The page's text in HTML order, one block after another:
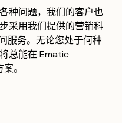
种问题，我们的客户也
采用我们提供的营销科
服务。无论您处于何种
总能在 Ematic
。